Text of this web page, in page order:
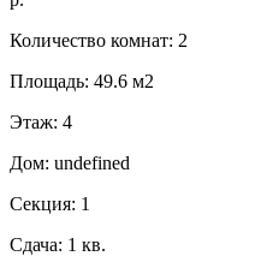
Количество комнат: 2
Площадь: 49.6 м2
Этаж: 4
Дом: undefined
Секция: 1
Сдача: 1 кв.